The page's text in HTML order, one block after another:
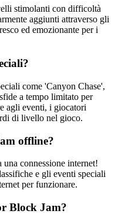
stimolanti con difficoltà
aggiunti attraverso gli
ed emozionante per i
come 'Canyon Chase',
a tempo limitato per
agli eventi, i giocatori
di livello nel gioco.
offline?
connessione internet!
e gli eventi speciali
per funzionare.
Block Jam?